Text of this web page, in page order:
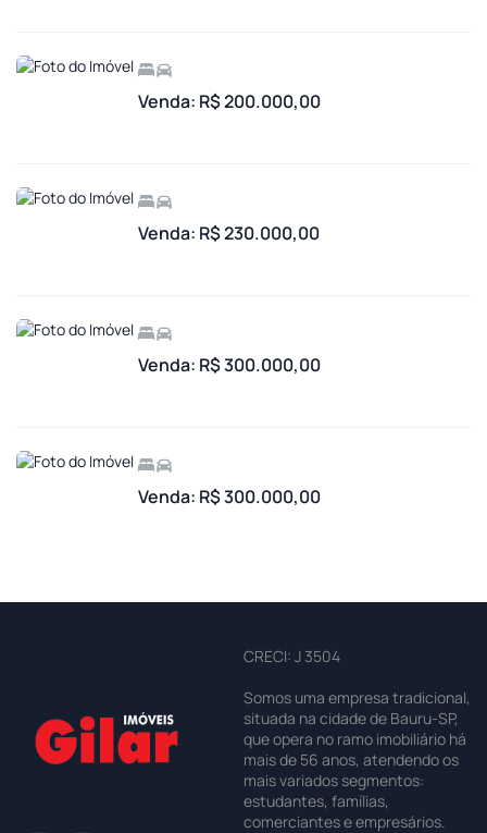
Venda: R$ 200.000,00
Venda: R$ 230.000,00
Venda: R$ 300.000,00
Venda: R$ 300.000,00
CRECI: J 3504
Somos uma empresa tradicional,
situada na cidade de Bauru-SP,
que opera no ramo imobiliário há
mais de 56 anos, atendendo os
mais variados segmentos:
estudantes, famílias,
comerciantes e empresários.